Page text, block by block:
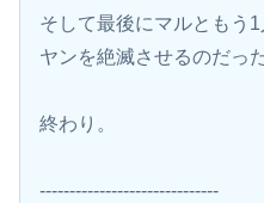
そして最後にマルともう
ヤンを絶滅させるのだった
終わり。
------------------------------